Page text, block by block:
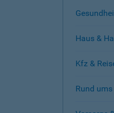
Haus &
Kfz &
Rund